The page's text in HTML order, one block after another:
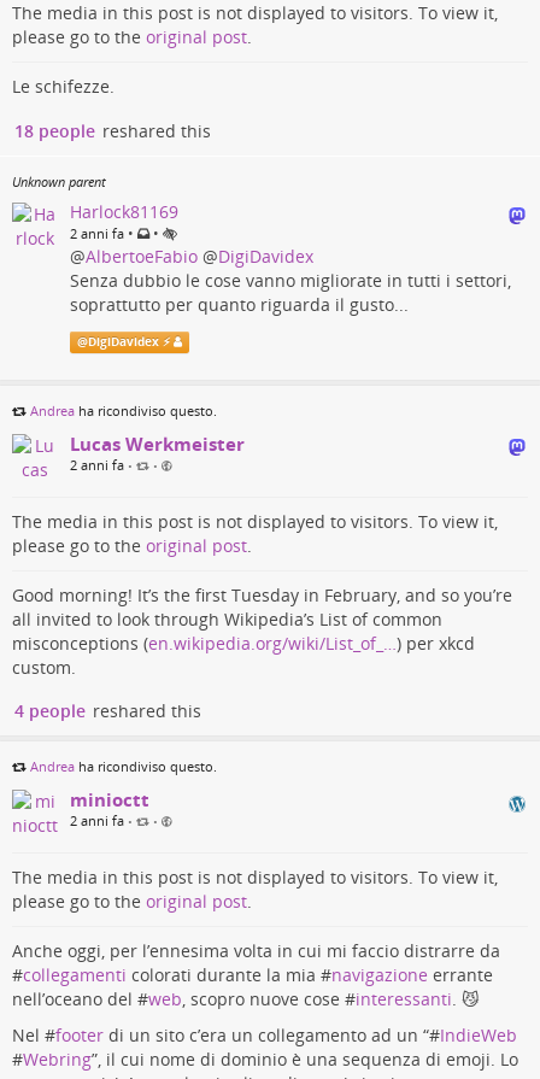
The media in this post is not displayed to visitors. To view it,
please go to the original post.
Le schifezze.
18 people reshared this
Unknown parent
Harlock81169
2 anni fa • •
@AlbertoeFabio @DigiDavidex
Senza dubbio le cose vanno migliorate in tutti i settori,
soprattutto per quanto riguarda il gusto...
@DigiDavidex ⚡
Andrea ha ricondiviso questo.
Lucas Werkmeister
2 anni fa • •
The media in this post is not displayed to visitors. To view it,
please go to the original post.
Good morning! It’s the first Tuesday in February, and so you’re
all invited to look through Wikipedia’s List of common
misconceptions (en.wikipedia.org/wiki/List_of_…) per xkcd
custom.
4 people reshared this
Andrea ha ricondiviso questo.
minioctt
2 anni fa • •
The media in this post is not displayed to visitors. To view it,
please go to the original post.
Anche oggi, per l’ennesima volta in cui mi faccio distrarre da
#collegamenti colorati durante la mia #navigazione errante
nell’oceano del #web, scopro nuove cose #interessanti. 😼
Nel #footer di un sito c’era un collegamento ad un “#IndieWeb
#Webring”, il cui nome di dominio è una sequenza di emoji. Lo